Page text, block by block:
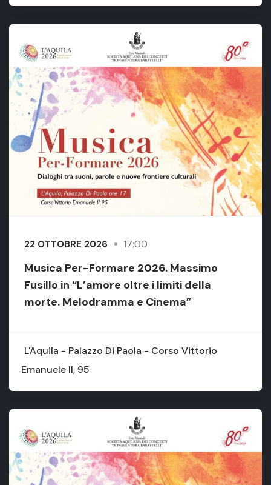
22 OTTOBRE 2026 17:00
Musica Per-Formare 2026. Massimo
Fusillo in “L’amore oltre i limiti della
morte. Melodramma e Cinema”
L'Aquila - Palazzo Di Paola - Corso Vittorio
Emanuele II, 95